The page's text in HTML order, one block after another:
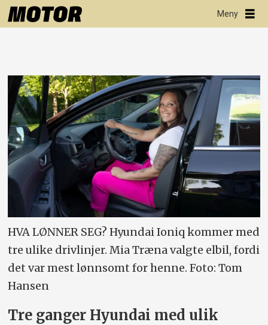
HVA LØNNER SEG? Hyundai Ioniq kommer med
tre ulike drivlinjer. Mia Træna valgte elbil, fordi
det var mest lønnsomt for henne. Foto: Tom
Hansen
Tre ganger Hyundai med ulik